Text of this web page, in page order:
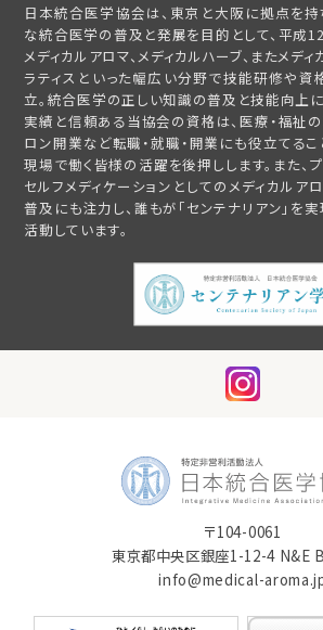
日本統合医学協会は、東京と大阪に拠点を持
な統合医学の普及と発展を目的として、平成
メディカルアロマ、メディカルハーブ、またメデ
ラティスといった幅広い分野で技能研修や資
立。統合医学の正しい知識の普及と技能向上
実績と信頼ある当協会の資格は、医療・福祉
ロン開業など転職・就職・開業にも役立てる
現場で働く皆様の活躍を後押しします。また、
セルフメディケーションとしてのメディカルア
普及にも注力し、誰もが「センテナリアン」を
活動しています。
〒104-0061
東京都中央区銀座1-12-4 N&E
info@medical-